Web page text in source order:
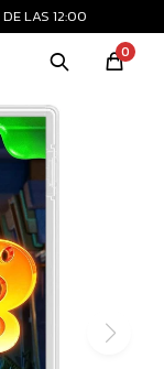
LAS 12:00
0
MI CUENTA